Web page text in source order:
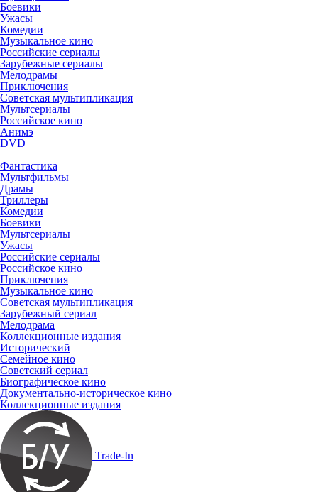
Боевики
Ужасы
Комедии
Музыкальное кино
Российские сериалы
Зарубежные сериалы
Мелодрамы
Приключения
Советская мультипликация
Мультсериалы
Российское кино
Анимэ
DVD
Фантастика
Мультфильмы
Драмы
Триллеры
Комедии
Боевики
Мультсериалы
Ужасы
Российские сериалы
Российское кино
Приключения
Музыкальное кино
Советская мультипликация
Зарубежный сериал
Мелодрама
Коллекционные издания
Исторический
Семейное кино
Советский сериал
Биографическое кино
Документально-историческое кино
Коллекционные издания
Trade-In